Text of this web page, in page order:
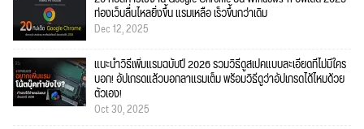
ท่องเว็บลื่นไหลยิ่งขึ้น แรมเหลือ เร็วขึ้นกว่าเดิม
Dec 12, 2025
แนะนำวิธีเพิ่มแรมฉบับปี 2026 รวมวิธีดูสเปคแบบละเอียดที่ไม่มีใคร
บอก! อัปเกรดแล้วบอกลาแรมเต็ม พร้อมวิธีดูว่าอัปเกรดได้ไหมด้วย
ตัวเอง!
Oct 30, 2025